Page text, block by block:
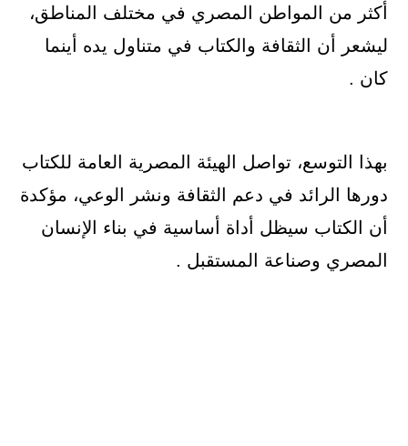
أكثر من المواطن المصري في مختلف المناطق،
ليشعر أن الثقافة والكتاب في متناول يده أينما
كان .
بهذا التوسع، تواصل الهيئة المصرية العامة للكتاب
دورها الرائد في دعم الثقافة ونشر الوعي، مؤكدة
أن الكتاب سيظل أداة أساسية في بناء الإنسان
المصري وصناعة المستقبل .